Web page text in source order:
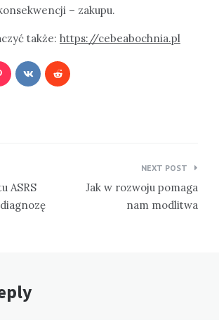
– zakupu.
także: https://cebeabochnia.pl
ASRS
NEXT POST
Jak w rozwoju pomaga
nam modlitwa